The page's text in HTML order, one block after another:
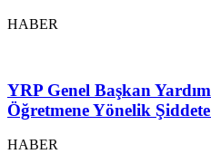
HABER
YRP Genel Başkan
Öğretmene Yönelik
HABER